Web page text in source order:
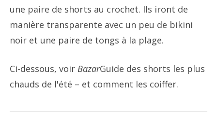
une paire de shorts au crochet. Ils iront de
manière transparente avec un peu de bikini
noir et une paire de tongs à la plage.
Ci-dessous, voir BazarGuide des shorts les plus
chauds de l'été – et comment les coiffer.